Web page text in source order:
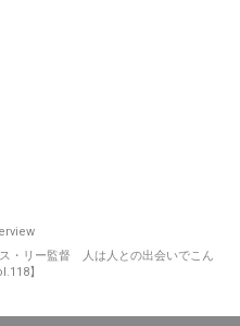
・リー監督 人は人との出会いでこん
】